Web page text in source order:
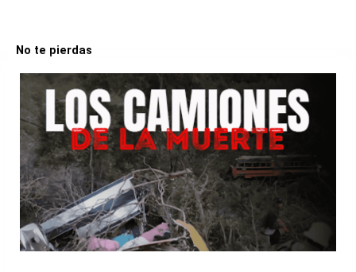
No te pierdas